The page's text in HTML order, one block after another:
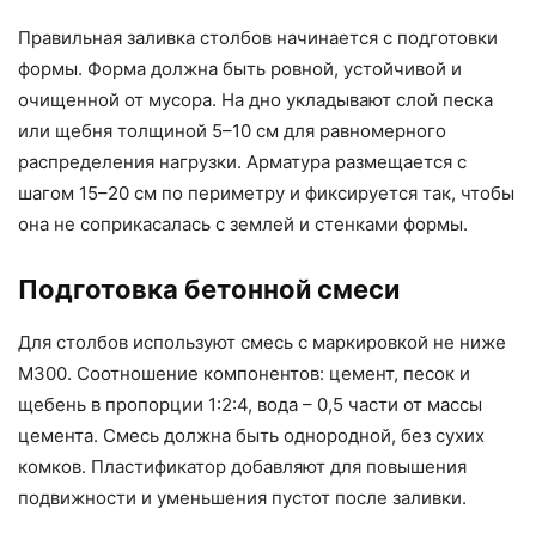
Правильная заливка столбов начинается с подготовки
формы. Форма должна быть ровной, устойчивой и
очищенной от мусора. На дно укладывают слой песка
или щебня толщиной 5–10 см для равномерного
распределения нагрузки. Арматура размещается с
шагом 15–20 см по периметру и фиксируется так, чтобы
она не соприкасалась с землей и стенками формы.
Подготовка бетонной смеси
Для столбов используют смесь с маркировкой не ниже
М300. Соотношение компонентов: цемент, песок и
щебень в пропорции 1:2:4, вода – 0,5 части от массы
цемента. Смесь должна быть однородной, без сухих
комков. Пластификатор добавляют для повышения
подвижности и уменьшения пустот после заливки.